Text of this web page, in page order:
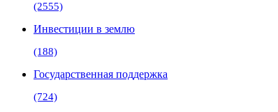
(2555)
Инвестиции в землю
(188)
Государственная поддержка
(724)